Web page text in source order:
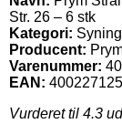
Str. 26 – 6 stk
Kategori:
Producent:
Varenummer:
EAN:
Vurderet til 4.3